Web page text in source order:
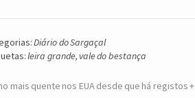
Diário do Sargaçal
leira grande, vale do bestança
mais quente nos EUA desde que há registos +